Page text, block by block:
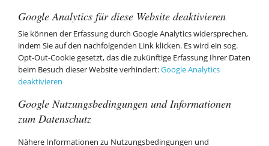
Google Analytics für diese Website deaktivieren
Sie können der Erfassung durch Google Analytics widersprechen,
indem Sie auf den nachfolgenden Link klicken. Es wird ein sog.
Opt-Out-Cookie gesetzt, das die zukünftige Erfassung Ihrer Daten
beim Besuch dieser Website verhindert:Google Analytics
deaktivieren
Google Nutzungsbedingungen und Informationen
zum Datenschutz
Nähere Informationen zu Nutzungsbedingungen und